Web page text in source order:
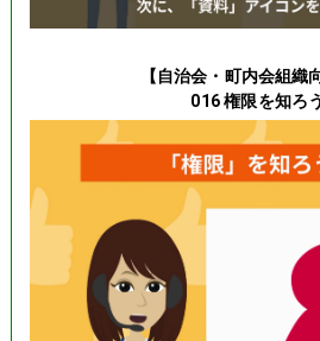
【自治会・町内会組織
016 権限を知ろ